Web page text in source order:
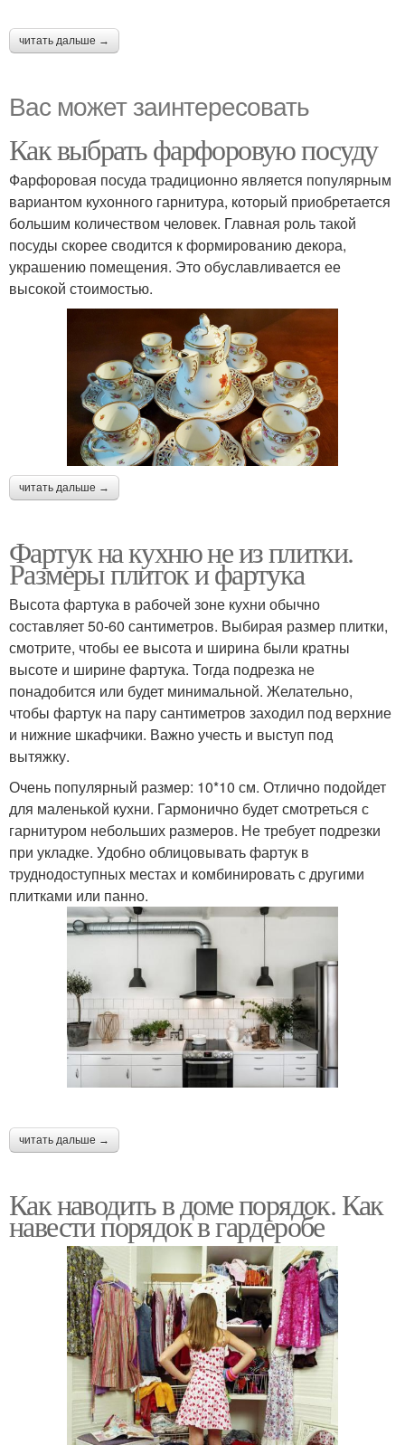
читать дальше →
Вас может заинтересовать
Как выбрать фарфоровую посуду
Фарфоровая посуда традиционно является популярным
вариантом кухонного гарнитура, который приобретается
большим количеством человек. Главная роль такой
посуды скорее сводится к формированию декора,
украшению помещения. Это обуславливается ее
высокой стоимостью.
читать дальше →
Фартук на кухню не из плитки.
Размеры плиток и фартука
Высота фартука в рабочей зоне кухни обычно
составляет 50-60 сантиметров. Выбирая размер плитки,
смотрите, чтобы ее высота и ширина были кратны
высоте и ширине фартука. Тогда подрезка не
понадобится или будет минимальной. Желательно,
чтобы фартук на пару сантиметров заходил под верхние
и нижние шкафчики. Важно учесть и выступ под
вытяжку.
Очень популярный размер: 10*10 см. Отлично подойдет
для маленькой кухни. Гармонично будет смотреться с
гарнитуром небольших размеров. Не требует подрезки
при укладке. Удобно облицовывать фартук в
труднодоступных местах и комбинировать с другими
плитками или панно.
читать дальше →
Как наводить в доме порядок. Как
навести порядок в гардеробе